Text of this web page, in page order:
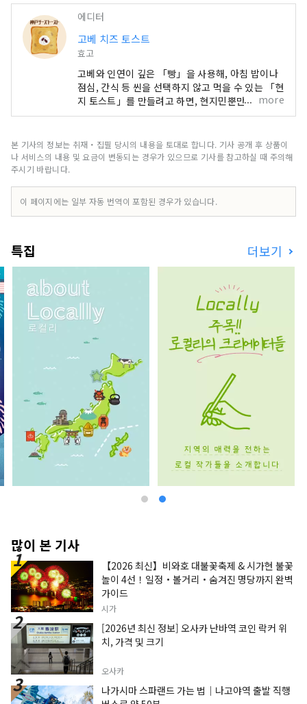
에디터
고베 치즈 토스트
효고
고베와 인연이 깊은 「빵」을 사용해, 아침 밥이나
점심, 간식 등 씬을 선택하지 않고 먹을 수 있는 「현
지 토스트」를 만들려고 하면, 현지민뿐만 아니라
현지 기업에도 협력해 주면서, 약 4인가 월간에 걸
해, 「검은 콩」 「오징어」 「술」의 3개의 재료
가 최종 후보로 선택되었습니다. 약 20일간 고베의
개의 토스트 중에서 선택된 것은 「술배추 치즈 토
스트」! 「의외의 콜라보레이션이지만 맛있다」
「한 번 먹으면 빠졌다」 「집에서도 만들 수 있을
이나 다방 등에서 먹을 수 있도록 전개해 갑니다.
more
본 기사의 정보는 취재・집필 당시의 내용을 토대로 합니다. 기사 공개 후 상품이
나 서비스의 내용 및 요금이 변동되는 경우가 있으므로 기사를 참고하실 때 주의해
주시기 바랍니다.
이 페이지에는 일부 자동 번역이 포함된 경우가 있습니다.
특집 더보기
많이 본 기사
【2026 최신】비와호 대불꽃축제 & 시가현 불꽃
놀이 4선！일정・볼거리・숨겨진 명당까지 완벽
가이드
시가
[2026년 최신 정보] 오사카 난바역 코인 락커 위
치, 가격 및 크기
오사카
나가시마 스파랜드 가는 법｜나고야역 출발 직행